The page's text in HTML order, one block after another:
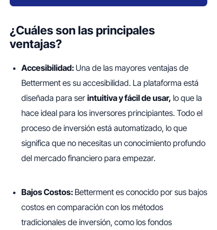
¿Cuáles son las principales
ventajas?
Accesibilidad: Una de las mayores ventajas de
Betterment es su accesibilidad. La plataforma está
diseñada para ser intuitiva y fácil de usar, lo que la
hace ideal para los inversores principiantes. Todo el
proceso de inversión está automatizado, lo que
significa que no necesitas un conocimiento profundo
del mercado financiero para empezar.
Bajos Costos: Betterment es conocido por sus bajos
costos en comparación con los métodos
tradicionales de inversión, como los fondos